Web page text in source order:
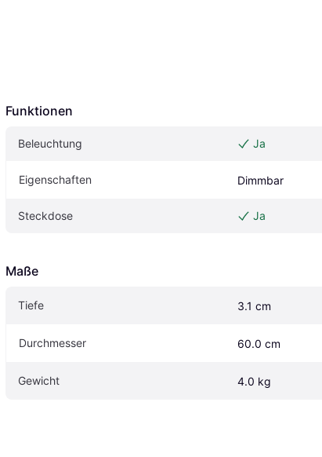
Funktionen
Beleuchtung Ja
Eigenschaften Dimmbar
Steckdose Ja
Maße
Tiefe 3.1 cm
Durchmesser 60.0 cm
Gewicht 4.0 kg